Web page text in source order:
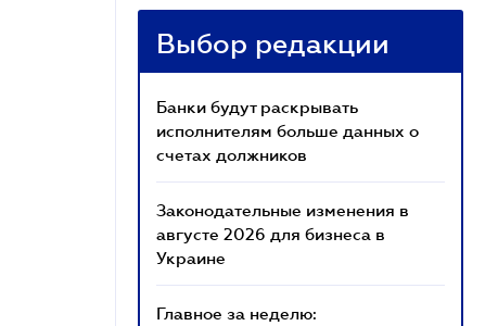
Выбор редакции
Банки будут раскрывать
исполнителям больше данных о
счетах должников
Законодательные изменения в
августе 2026 для бизнеса в
Украине
Главное за неделю: